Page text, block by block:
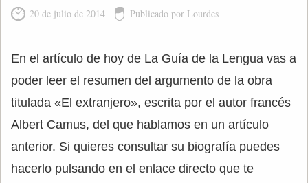
20 de julio de 2014 Publicado por Lourdes
En el artículo de hoy de La Guía de la Lengua vas a
poder leer el resumen del argumento de la obra
titulada «El extranjero», escrita por el autor francés
Albert Camus, del que hablamos en un artículo
anterior. Si quieres consultar su biografía puedes
hacerlo pulsando en el enlace directo que te